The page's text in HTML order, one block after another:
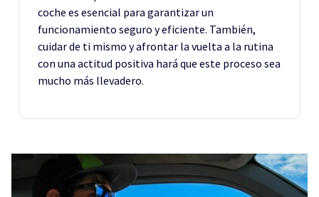
coche es esencial para garantizar un
funcionamiento seguro y eficiente. También,
cuidar de ti mismo y afrontar la vuelta a la rutina
con una actitud positiva hará que este proceso sea
mucho más llevadero.